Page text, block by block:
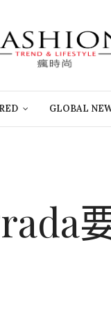
GLOBAL